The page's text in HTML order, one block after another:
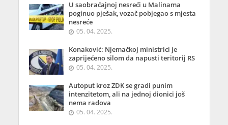
U saobraćajnoj nesreći u Malinama
poginuo pješak, vozač pobjegao s mjesta
nesreće
05. 04. 2025.
Konaković: Njemačkoj ministrici je
zaprijećeno silom da napusti teritorij RS
05. 04. 2025.
Autoput kroz ZDK se gradi punim
intenzitetom, ali na jednoj dionici još
nema radova
05. 04. 2025.